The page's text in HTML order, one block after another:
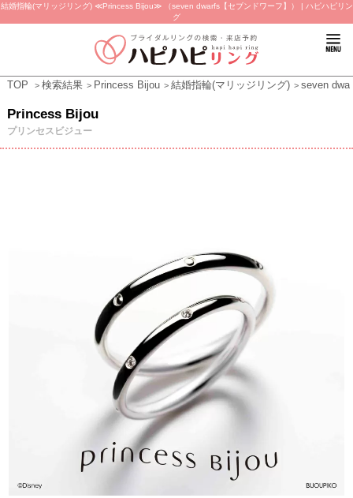
結婚指輪(マリッジリング) ≪Princess Bijou≫ （seven dwarfs【セブンドワーフ】） | ハピハピリン
グ
TOP 検索結果 Princess Bijou 結婚指輪(マリッジリング) seven
Princess Bijou
プリンセスビジュー